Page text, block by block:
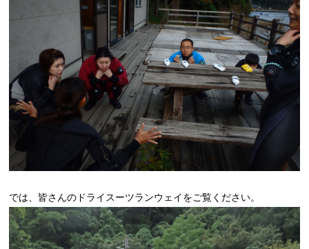
では、皆さんのドライスーツランウェイをご覧ください。